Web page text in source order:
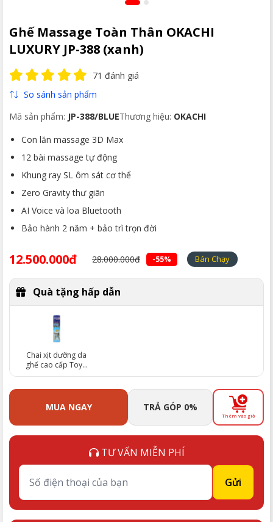
Ghế Massage Toàn Thân OKACHI
LUXURY JP-388 (xanh)
71 đánh giá
So sánh sản phẩm
Mã sản phẩm: JP-388/BLUEThương hiệu: OKACHI
Con lăn massage 3D Max
12 bài massage tự động
Khung ray SL ôm sát cơ thể
Zero Gravity thư giãn
AI Voice và loa Bluetooth
Bảo hành 2 năm + bảo trì trọn đời
12.500.000đ 28.000.000đ -55% Bán Chạy
Quà tặng hấp dẫn
Chai xịt dưỡng da
ghế cao cấp Toyo
(trị giá 130.000đ)
MUA NGAY TRẢ GÓP 0%
Thêm vào giỏ
TƯ VẤN MIỄN PHÍ
Gửi